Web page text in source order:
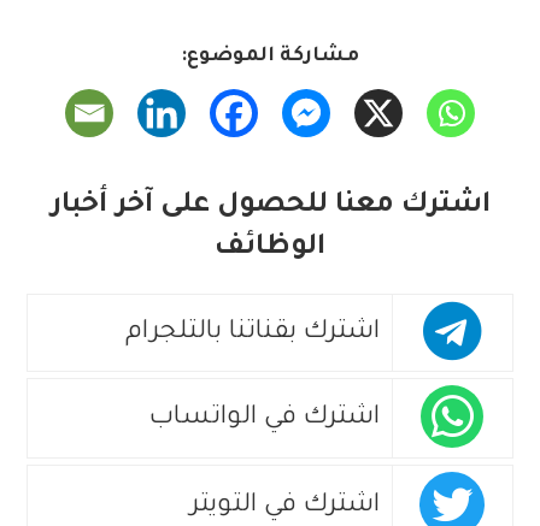
مشاركة الموضوع:
اشترك معنا للحصول على آخر أخبار
الوظائف
اشترك بقناتنا بالتلجرام
اشترك في الواتساب
اشترك في التويتر